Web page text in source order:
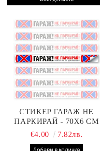
СТИКЕР ГАРАЖ НЕ
ПАРКИРАЙ - 70Х6 СМ
€4.00
7.82лв.